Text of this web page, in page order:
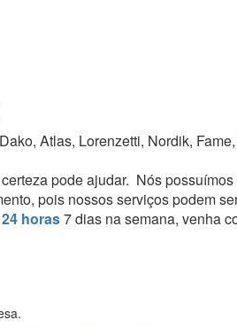
Atlas, Lorenzetti, Nordik,
pode ajudar. Nós
pois nossos serviços podem
horas7 dias na semana, venha